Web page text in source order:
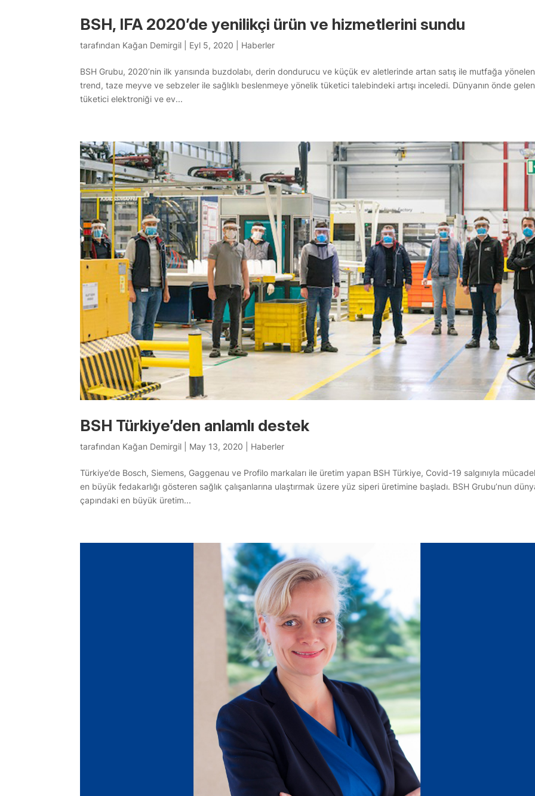
BSH, IFA 2020’de yenilikçi ürün ve hizmetlerini sundu
tarafından Kağan Demirgil Eyl 5, 2020 Haberler
BSH Grubu, 2020’nin ilk yarısında buzdolabı, derin dondurucu ve küçük ev aletlerinde artan satış ile mutfağa yönelen
trend, taze meyve ve sebzeler ile sağlıklı beslenmeye yönelik tüketici talebindeki artışı inceledi. Dünyanın önde gelen
tüketici elektroniği ve ev...
BSH Türkiye’den anlamlı destek
tarafından Kağan Demirgil May 13, 2020 Haberler
Türkiye’de Bosch, Siemens, Gaggenau ve Profilo markaları ile üretim yapan BSH Türkiye, Covid-19 salgınıyla
en büyük fedakarlığı gösteren sağlık çalışanlarına ulaştırmak üzere yüz siperi üretimine başladı. BSH Grubu’nun
çapındaki en büyük üretim...